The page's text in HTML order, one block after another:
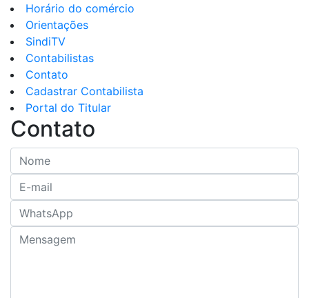
Convenções Coletivas
Notícias
Horário do comércio
Orientações
SindiTV
Contabilistas
Contato
Cadastrar Contabilista
Portal do Titular
Contato